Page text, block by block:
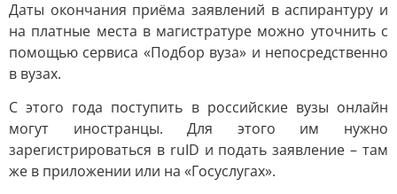
Даты окончания приёма заявлений в аспирантуру и
на платные места в магистратуре можно уточнить с
помощью сервиса «Подбор вуза» и непосредственно
в вузах.
С этого года поступить в российские вузы онлайн
могут иностранцы. Для этого им нужно
зарегистрироваться в ruID и подать заявление – там
же в приложении или на «Госуслугах».